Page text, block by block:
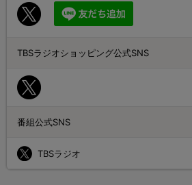
TBSラジオショッピング公式SNS
番組公式SNS
TBSラジオ